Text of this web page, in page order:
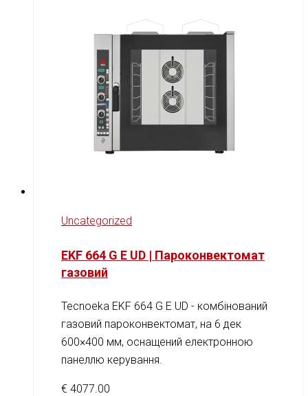
Uncategorized
EKF 664 G E UD | Пароконвектомат
газовий
Tecnoeka EKF 664 G E UD - комбінований
газовий пароконвектомат, на 6 дек
600×400 мм, оснащений електронною
панеллю керування.
€ 4077.00